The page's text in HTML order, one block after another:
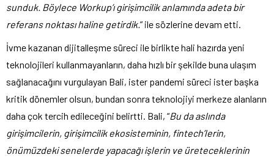
sunduk. Böylece Workup’ı girişimcilik anlamında adeta bir
referans noktası haline getirdik.” ile sözlerine devam etti.
İvme kazanan dijitalleşme süreci ile birlikte hali hazırda yeni
teknolojileri kullanmayanların, daha hızlı bir şekilde buna ulaşım
sağlanacağını vurgulayan Bali, ister pandemi süreci ister başka
kritik dönemler olsun, bundan sonra teknolojiyi merkeze alanların
daha çok tercih edileceğini belirtti. Bali, “Bu da aslında
girişimcilerin, girişimcilik ekosisteminin, fintech’lerin,
önümüzdeki senelerde yapacağı işlerin ve üreteceklerinin